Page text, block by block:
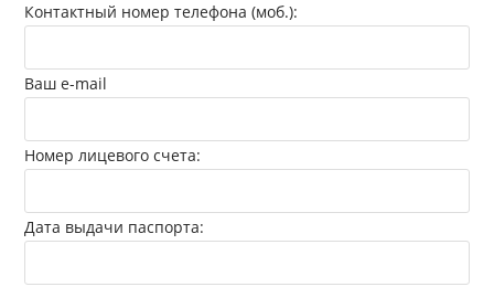
Контактный номер телефона (моб.):
Ваш e-mail
Номер лицевого счета:
Дата выдачи паспорта: